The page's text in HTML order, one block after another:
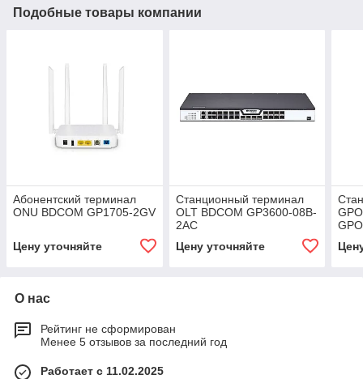
Подобные товары компании
Абонентский терминал
ONU BDCOM GP1705-2GV
Цену уточняйте
Станционный терминал
OLT BDCOM GP3600-08B-
2AC
Цену уточняйте
О нас
Рейтинг не сформирован
Менее 5 отзывов за последний год
Работает с 11.02.2025